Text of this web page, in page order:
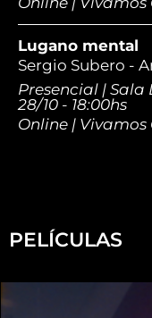
Lugano mental
Sergio Subero -
Presencial | Sala
28/10 - 18:00hs
Online | Vivamos
PELÍCULAS